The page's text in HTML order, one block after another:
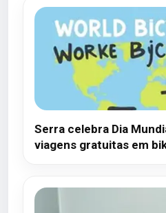
Serra celebra Dia
viagens gratuitas em